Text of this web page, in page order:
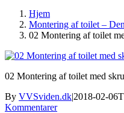
Hjem
Montering af toilet –
02 Montering af toilet
02 Montering af toilet med
By VVSviden.dk|2018-02-
Kommentarer